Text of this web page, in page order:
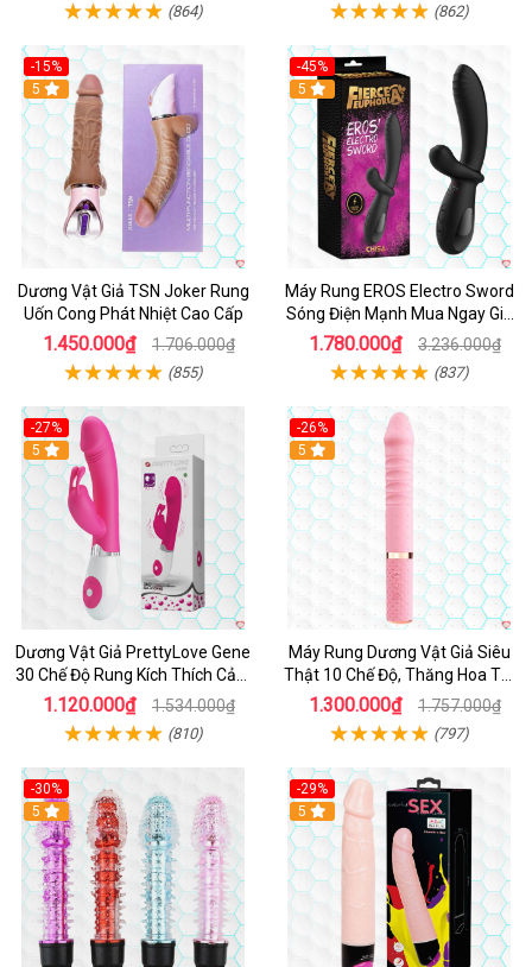
(864) (862)
-15%
5
Dương Vật Giả TSN Joker Rung
Uốn Cong Phát Nhiệt Cao Cấp
1.450.000₫ 1.706.000₫
(855)
-45%
5
Máy Rung EROS Electro Sword
Sóng Điện Mạnh Mua Ngay Giá
Tốt
1.780.000₫ 3.236.000₫
(837)
-27%
Hot
5
Dương Vật Giả PrettyLove Gene
30 Chế Độ Rung Kích Thích Cảm
Biến Âm Thanh
1.120.000₫ 1.534.000₫
(810)
-26%
Hot
5
Máy Rung Dương Vật Giả Siêu
Thật 10 Chế Độ, Thăng Hoa Tối
Ưu
1.300.000₫ 1.757.000₫
(797)
-30%
Hot
5
-29%
Hot
5